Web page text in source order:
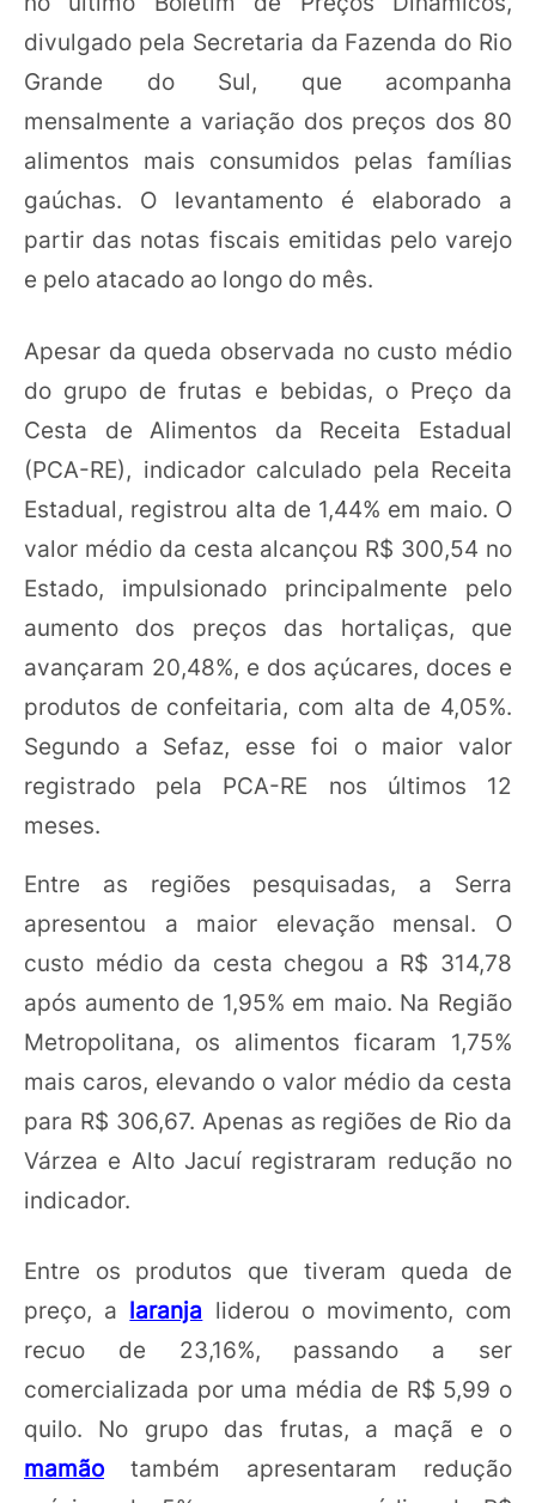
divulgado pela Secretaria da Fazenda do Rio
Grande do Sul, que acompanha
mensalmente a variação dos preços dos 80
alimentos mais consumidos pelas famílias
gaúchas. O levantamento é elaborado a
partir das notas fiscais emitidas pelo varejo
e pelo atacado ao longo do mês.
Apesar da queda observada no custo médio
do grupo de frutas e bebidas, o Preço da
Cesta de Alimentos da Receita Estadual
(PCA-RE), indicador calculado pela Receita
Estadual, registrou alta de 1,44% em maio. O
valor médio da cesta alcançou R$ 300,54 no
Estado, impulsionado principalmente pelo
aumento dos preços das hortaliças, que
avançaram 20,48%, e dos açúcares, doces e
produtos de confeitaria, com alta de 4,05%.
Segundo a Sefaz, esse foi o maior valor
registrado pela PCA-RE nos últimos 12
meses.
Entre as regiões pesquisadas, a Serra
apresentou a maior elevação mensal. O
custo médio da cesta chegou a R$ 314,78
após aumento de 1,95% em maio. Na Região
Metropolitana, os alimentos ficaram 1,75%
mais caros, elevando o valor médio da cesta
para R$ 306,67. Apenas as regiões de Rio da
Várzea e Alto Jacuí registraram redução no
indicador.
Entre os produtos que tiveram queda de
preço, a laranja liderou o movimento, com
recuo de 23,16%, passando a ser
comercializada por uma média de R$ 5,99 o
quilo. No grupo das frutas, a maçã e o
mamãotambém apresentaram redução